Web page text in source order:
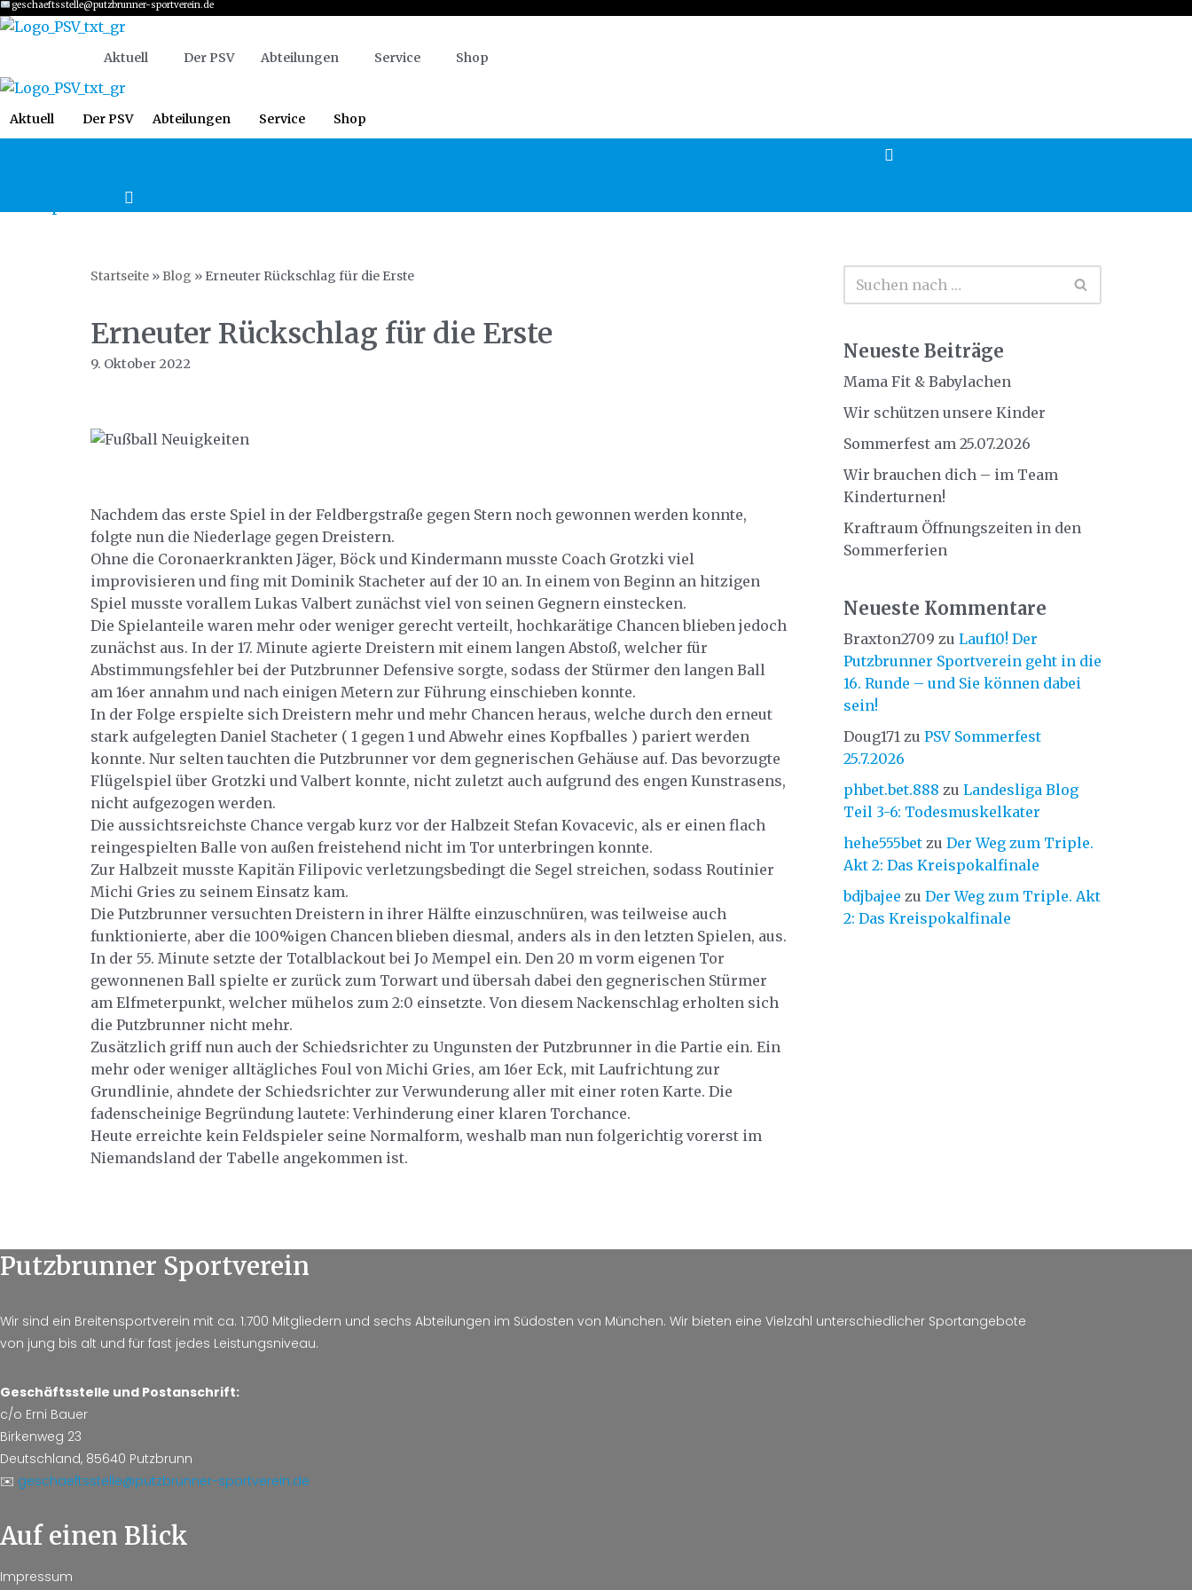
springen
geschaeftsstelle@putzbrunner-sportverein.de
Aktuell Der PSV Abteilungen Service Shop
Aktuell Der PSV Abteilungen Service Shop
Envelope-
Startseite » Blog » Erneuter Rückschlag für die Erste
Erneuter Rückschlag für die Erste
9. Oktober 2022
Nachdem das erste Spiel in der Feldbergstraße gegen Stern noch gewonnen werden konnte,
folgte nun die Niederlage gegen Dreistern.
Ohne die Coronaerkrankten Jäger, Böck und Kindermann musste Coach Grotzki viel
improvisieren und fing mit Dominik Stacheter auf der 10 an. In einem von Beginn an hitzigen
Spiel musste vorallem Lukas Valbert zunächst viel von seinen Gegnern einstecken.
Die Spielanteile waren mehr oder weniger gerecht verteilt, hochkarätige Chancen blieben jedoch
zunächst aus. In der 17. Minute agierte Dreistern mit einem langen Abstoß, welcher für
Abstimmungsfehler bei der Putzbrunner Defensive sorgte, sodass der Stürmer den langen Ball
am 16er annahm und nach einigen Metern zur Führung einschieben konnte.
In der Folge erspielte sich Dreistern mehr und mehr Chancen heraus, welche durch den erneut
stark aufgelegten Daniel Stacheter ( 1 gegen 1 und Abwehr eines Kopfballes ) pariert werden
konnte. Nur selten tauchten die Putzbrunner vor dem gegnerischen Gehäuse auf. Das bevorzugte
Flügelspiel über Grotzki und Valbert konnte, nicht zuletzt auch aufgrund des engen Kunstrasens,
nicht aufgezogen werden.
Die aussichtsreichste Chance vergab kurz vor der Halbzeit Stefan Kovacevic, als er einen flach
reingespielten Balle von außen freistehend nicht im Tor unterbringen konnte.
Zur Halbzeit musste Kapitän Filipovic verletzungsbedingt die Segel streichen, sodass Routinier
Michi Gries zu seinem Einsatz kam.
Die Putzbrunner versuchten Dreistern in ihrer Hälfte einzuschnüren, was teilweise auch
funktionierte, aber die 100%igen Chancen blieben diesmal, anders als in den letzten Spielen, aus.
In der 55. Minute setzte der Totalblackout bei Jo Mempel ein. Den 20 m vorm eigenen Tor
gewonnenen Ball spielte er zurück zum Torwart und übersah dabei den gegnerischen Stürmer
am Elfmeterpunkt, welcher mühelos zum 2:0 einsetzte. Von diesem Nackenschlag erholten sich
die Putzbrunner nicht mehr.
Zusätzlich griff nun auch der Schiedsrichter zu Ungunsten der Putzbrunner in die Partie ein. Ein
mehr oder weniger alltägliches Foul von Michi Gries, am 16er Eck, mit Laufrichtung zur
Grundlinie, ahndete der Schiedsrichter zur Verwunderung aller mit einer roten Karte. Die
fadenscheinige Begründung lautete: Verhinderung einer klaren Torchance.
Heute erreichte kein Feldspieler seine Normalform, weshalb man nun folgerichtig vorerst im
Niemandsland der Tabelle angekommen ist.
Neueste Beiträge
Mama Fit & Babylachen
Wir schützen unsere Kinder
Sommerfest am 25.07.2026
Wir brauchen dich – im Team
Kinderturnen!
Kraftraum Öffnungszeiten in den
Sommerferien
Neueste Kommentare
Braxton2709 zu Lauf10! Der
Putzbrunner Sportverein geht in die
16. Runde – und Sie können dabei
sein!
Doug171 zu PSV Sommerfest
25.7.2026
phbet.bet.888 zu Landesliga Blog
Teil 3-6: Todesmuskelkater
hehe555bet zu Der Weg zum Triple.
Akt 2: Das Kreispokalfinale
bdjbajee zu Der Weg zum Triple. Akt
2: Das Kreispokalfinale
Putzbrunner Sportverein
Wir sind ein Breitensportverein mit ca. 1.700 Mitgliedern und sechs Abteilungen im Südosten von München. Wir bieten eine Vielzahl unterschiedlicher Sportangebote
von jung bis alt und für fast jedes Leistungsniveau.
Geschäftsstelle und Postanschrift:
c/o Erni Bauer
Birkenweg 23
Deutschland, 85640 Putzbrunn
✉️ geschaeftsstelle@putzbrunner-sportverein.de
Auf einen Blick
Impressum